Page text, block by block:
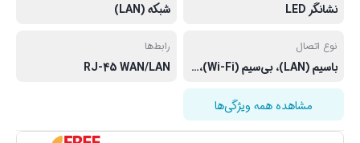
نشانگر LED شبکه (LAN)
نوع اتصال
باسیم (LAN)، بی‌سیم (Wi-Fi)، دوگانه (بی‌سیم و با سیم)، از طریق سیم‌کارت
رابط‌ها
RJ-45 WAN/LAN
مشاهده همه ویژگی‌ها